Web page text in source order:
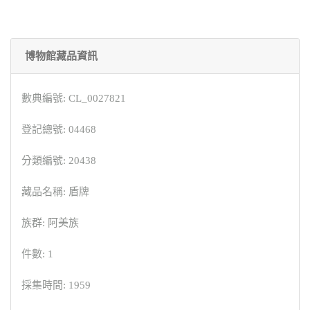
博物館藏品資訊
數典編號: CL_0027821
登記總號: 04468
分類編號: 20438
藏品名稱: 盾牌
族群: 阿美族
件數: 1
採集時間: 1959